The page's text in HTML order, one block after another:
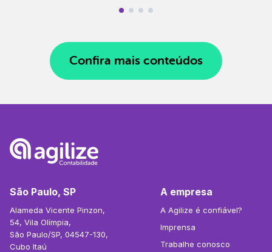
Confira mais conteúdos
São Paulo, SP
Alameda Vicente Pinzon,
54, Vila Olímpia,
São Paulo/SP, 04547-130,
Cubo Itaú
A empresa
A Agilize é confiável?
Imprensa
Trabalhe conosco